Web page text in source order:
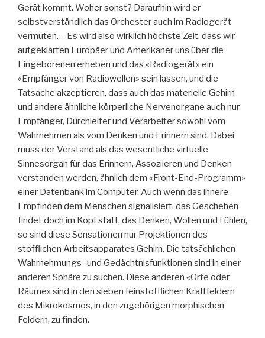
Gerät kommt. Woher sonst? Daraufhin wird er
selbstverständlich das Orchester auch im Radiogerät
vermuten. – Es wird also wirklich höchste Zeit, dass wir
aufgeklärten Europäer und Amerikaner uns über die
Eingeborenen erheben und das «Radiogerät» ein
«Empfänger von Radiowellen» sein lassen, und die
Tatsache akzeptieren, dass auch das materielle Gehirn
und andere ähnliche körperliche Nervenorgane auch nur
Empfänger, Durchleiter und Verarbeiter sowohl vom
Wahrnehmen als vom Denken und Erinnern sind. Dabei
muss der Verstand als das wesentliche virtuelle
Sinnesorgan für das Erinnern, Assoziieren und Denken
verstanden werden, ähnlich dem «Front-End-Programm»
einer Datenbank im Computer. Auch wenn das innere
Empfinden dem Menschen signalisiert, das Geschehen
findet doch im Kopf statt, das Denken, Wollen und Fühlen,
so sind diese Sensationen nur Projektionen des
stofflichen Arbeitsapparates Gehirn. Die tatsächlichen
Wahrnehmungs- und Gedächtnisfunktionen sind in einer
anderen Sphäre zu suchen. Diese anderen «Orte oder
Räume» sind in den sieben feinstofflichen Kraftfeldern
des Mikrokosmos, in den zugehörigen morphischen
Feldern, zu finden.